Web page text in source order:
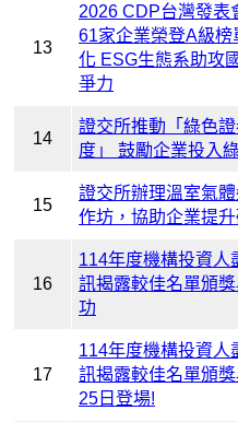
13
2026 CDP台灣發表
61家企業榮登A級榜
化 ESG生態系助攻
爭力
14
證交所推動「綠色證
度」 鼓勵企業投入
15
證交所辦理溫室氣
作坊，協助企業提
16
114年度機構投資人
訊揭露較佳名單頒
功
17
114年度機構投資人
訊揭露較佳名單頒獎
25日登場!